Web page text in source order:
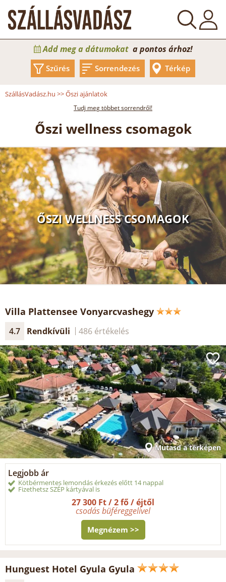
Add meg a dátumokat a pontos árhoz!
Szűrés Sorrendezés Térkép
SzállásVadász.hu >>Őszi ajánlatok
Tudj meg többet sorrendről!
Őszi wellness csomagok
ŐSZI WELLNESS CSOMAGOK
Villa Plattensee Vonyarcvashegy
4.7 Rendkívüli 486 értékelés
Mutasd a térképen
Legjobb ár
Kötbérmentes lemondás érkezés előtt 14 nappal
Fizethetsz SZÉP kártyával is
27 300 Ft / 2 fő / éjtől
csodás büféreggelivel
Megnézem >>
Hunguest Hotel Gyula Gyula